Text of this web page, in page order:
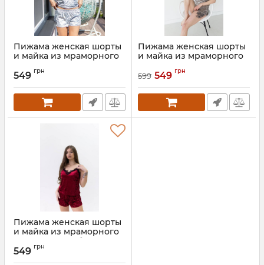
Пижама женская шорты
и майка из мраморного
Артикул:
549 грн
Пижама женская шорты
и майка из мраморного
Артикул: 022-21-sira-XXL
599 549 грн
Пижама женская шорты
и майка из мраморного
велюра 022-21 бордо
Артикул:
549 грн